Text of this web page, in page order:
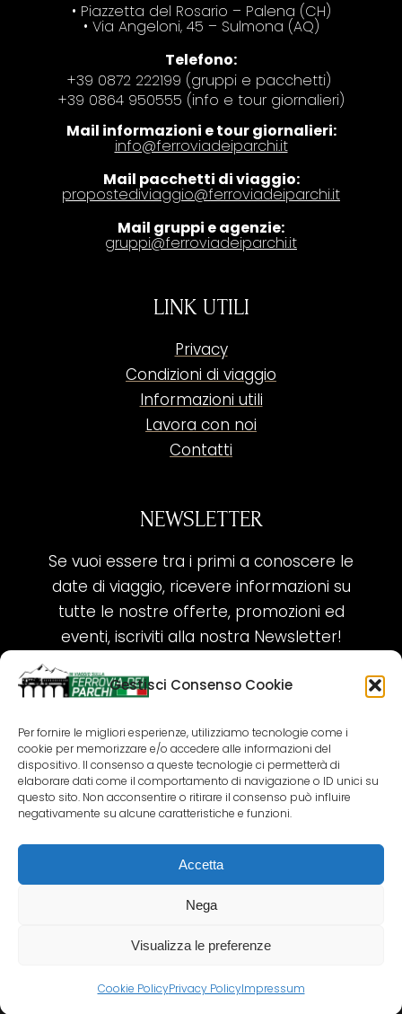
Gestisci Consenso Cookie
Per fornire le migliori esperienze, utilizziamo tecnologie come i
cookie per memorizzare e/o accedere alle informazioni del
dispositivo. Il consenso a queste tecnologie ci permetterà di
elaborare dati come il comportamento di navigazione o ID unici su
questo sito. Non acconsentire o ritirare il consenso può influire
negativamente su alcune caratteristiche e funzioni.
Accetta
Nega
Visualizza le preferenze
Cookie PolicyPrivacy PolicyImpressum
• Piazzetta del Rosario – Palena (CH)
• Via Angeloni, 45 – Sulmona (AQ)
Telefono:
+39 0872 222199 (gruppi e pacchetti)
+39 0864 950555 (info e tour giornalieri)
Mail informazioni e tour giornalieri:
info@ferroviadeiparchi.it
Mail pacchetti di viaggio:
propostediviaggio@ferroviadeiparchi.it
Mail gruppi e agenzie:
gruppi@ferroviadeiparchi.it
LINK UTILI
Privacy
Condizioni di viaggio
Informazioni utili
Lavora con noi
Contatti
NEWSLETTER
Se vuoi essere tra i primi a conoscere le
date di viaggio, ricevere informazioni su
tutte le nostre offerte, promozioni ed
eventi, iscriviti alla nostra Newsletter!
ISCRIVITI ORA!
SEGUICI SUI NOSTRI SOCIAL
COPYRIGHT 2018-2025 PALLENIUM TOURISM
SRL
AGENZIA VIAGGI E TOUR OPERATOR – P.IVA: